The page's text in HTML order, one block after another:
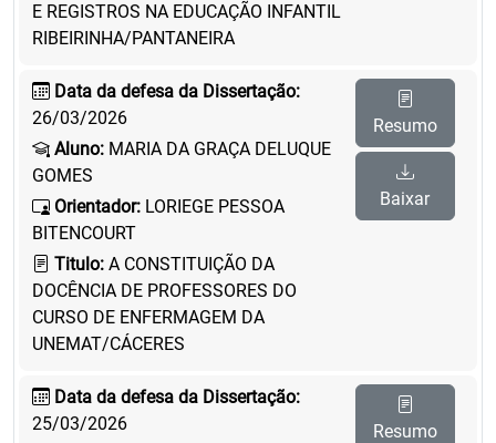
E REGISTROS NA EDUCAÇÃO INFANTIL
RIBEIRINHA/PANTANEIRA
Data da defesa da Dissertação:
26/03/2026
Aluno: MARIA DA GRAÇA DELUQUE
GOMES
Orientador: LORIEGE PESSOA
BITENCOURT
Titulo: A CONSTITUIÇÃO DA
DOCÊNCIA DE PROFESSORES DO
CURSO DE ENFERMAGEM DA
UNEMAT/CÁCERES
Resumo
Baixar
Data da defesa da Dissertação:
25/03/2026
Resumo